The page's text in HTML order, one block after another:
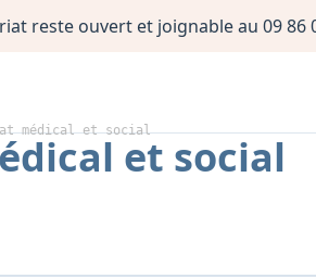
reste ouvert et joignable au 09 86
médical et socialet social